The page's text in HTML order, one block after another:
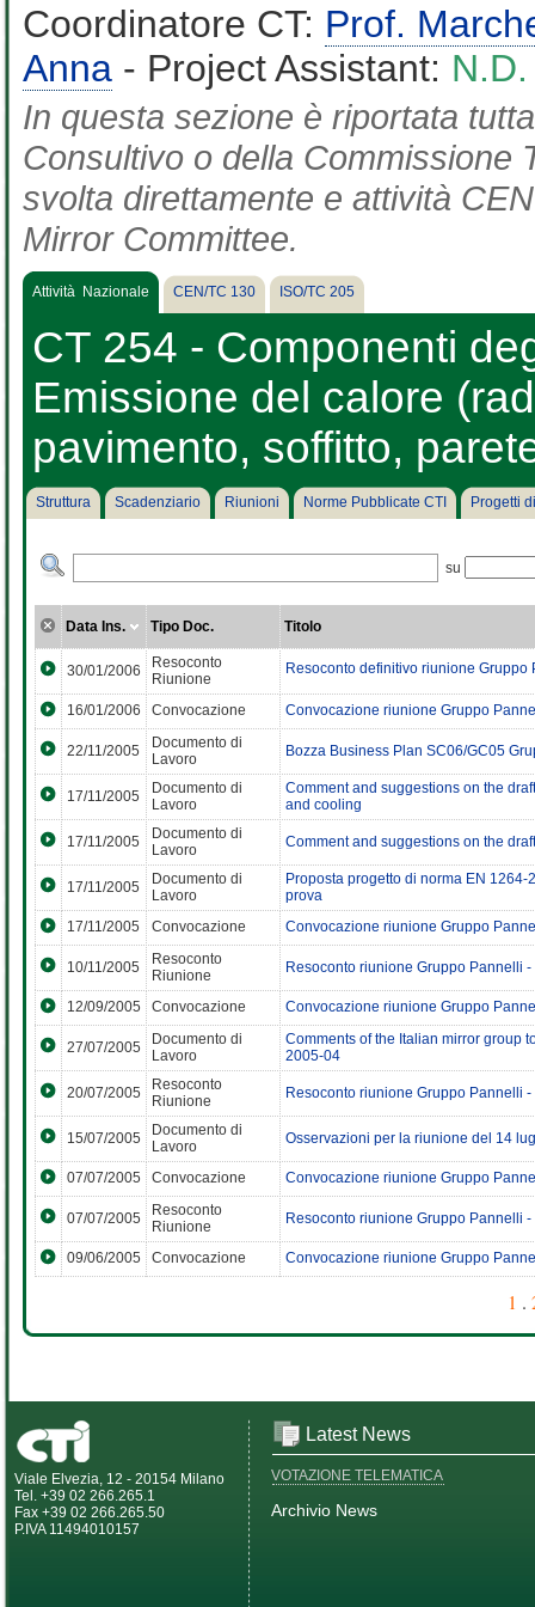
Coordinatore CT: Prof.
Anna - Project Assistant: N.D.
In questa sezione è riportata
Consultivo o della Commissione
svolta direttamente e attività
Mirror Committee.
Attività Nazionale CEN/TC 130 ISO/TC 205
CT 254 - Componenti
Emissione del calore
pavimento, soffitto,
Struttura Scadenziario Riunioni Norme Pubblicate CTI Progetti
su
Data Ins. Tipo Doc. Titolo
30/01/2006
Resoconto
Riunione
Resoconto definitivo riunione Gruppo
16/01/2006 Convocazione Convocazione riunione Gruppo
22/11/2005
Documento di
Lavoro
Bozza Business Plan SC06/GC05
17/11/2005
Documento di
Lavoro
Comment and suggestions on the
and cooling
17/11/2005
Documento di
Lavoro
Comment and suggestions on the
17/11/2005
Documento di
Lavoro
Proposta progetto di norma EN
prova
17/11/2005
Convocazione Convocazione riunione Gruppo
10/11/2005
Resoconto
Riunione
Resoconto riunione Gruppo Pannelli
12/09/2005 Convocazione Convocazione riunione Gruppo
27/07/2005
Documento di
Lavoro
Comments of the Italian mirror group
2005-04
20/07/2005
Resoconto
Riunione
Resoconto riunione Gruppo Pannelli
15/07/2005
Documento di
Lavoro
Osservazioni per la riunione del 14
07/07/2005 Convocazione Convocazione riunione Gruppo
07/07/2005
Resoconto
Riunione
Resoconto riunione Gruppo Pannelli
09/06/2005 Convocazione Convocazione riunione Gruppo
1 .
Viale Elvezia, 12 - 20154 Milano
Tel. +39 02 266.265.1
Fax +39 02 266.265.50
P.IVA 11494010157
Latest News
VOTAZIONE TELEMATICA
Archivio News